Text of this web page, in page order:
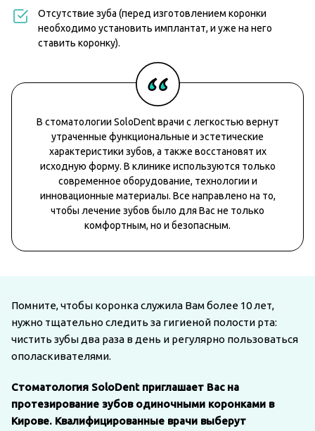
Отсутствие зуба (перед изготовлением коронки
необходимо установить имплантат, и уже на него
ставить коронку).
В стоматологии SoloDent врачи с легкостью вернут
утраченные функциональные и эстетические
характеристики зубов, а также восстановят их
исходную форму. В клинике используются только
современное оборудование, технологии и
инновационные материалы. Все направлено на то,
чтобы лечение зубов было для Вас не только
комфортным, но и безопасным.
Помните, чтобы коронка служила Вам более 10 лет,
нужно тщательно следить за гигиеной полости рта:
чистить зубы два раза в день и регулярно пользоваться
ополаскивателями.
Стоматология SoloDent приглашает Вас на
протезирование зубов одиночными коронками в
Кирове. Квалифицированные врачи выберут